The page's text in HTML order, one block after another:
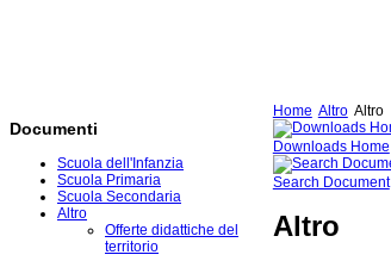
Documenti
Scuola dell'Infanzia
Scuola Primaria
Scuola Secondaria
Altro
Offerte didattiche del
territorio
Home Altro Altro
Downloads Home
Search Document
Altro